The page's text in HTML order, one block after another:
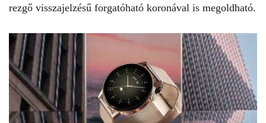
rezgő visszajelzésű forgatóható koronával is megoldható.